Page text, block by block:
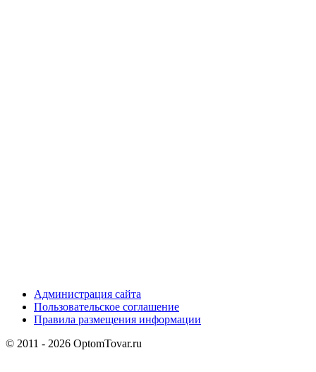
Администрация сайта
Пользовательское соглашение
Правила размещения информации
© 2011 - 2026 OptomTovar.ru